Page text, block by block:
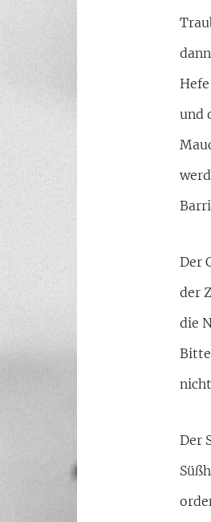
und
Der
der
die
Der